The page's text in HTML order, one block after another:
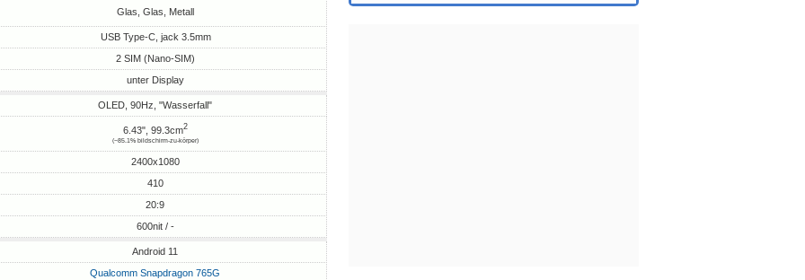
Glas, Glas, Metall
USB Type-C, jack 3.5mm
2 SIM (Nano-SIM)
unter Display
OLED, 90Hz, "Wasserfall"
6.43", 99.3cm2
(~85.1% bildschirm-zu-körper)
2400x1080
410
20:9
600nit / -
Android 11
Qualcomm Snapdragon 765G